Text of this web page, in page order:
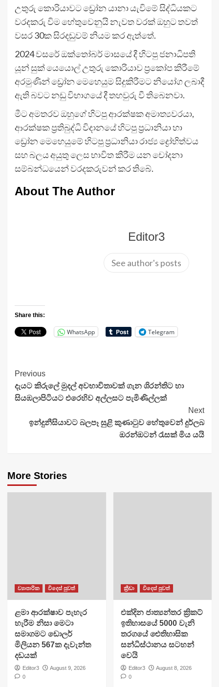
උතුරු කොරියාවට ඩ්‍රෝන යානා යැවිමේ සිද්ධියකට
වරදකරු විම හේතුවෙනුයි නැවත වරක් ඔහුට තවත්
වසර 30ක සිරදඬුවම් නියම කර ඇත්තේ.
2024 වසරේ ඔක්තෝබර් මාසයේ දී හිටපු ජනාධිපති
යූන් සුක් යෙයොල් උතුරු කොරියාව ප්‍රකෝප කිරීමේ
අරමුණින් ඩ්‍රෝන මෙහෙයුම සිදුකිරීමට නියෝග ලබාදී
ඇති බවට නඩු විභාගයේ දී තහවුරු වී තිබෙනවා.
මීට අමතරව ඔහුගේ හිටපු ආරක්ෂක අමාත්‍යවරයා,
ආරක්ෂක ප්‍රතිබුද්ධි විදානයේ හිටපු ප්‍රධානියා හා
ඩ්‍රෝන මෙහෙයුමේ හිටපු ප්‍රධානියා රාජ්‍ය ද්‍රෝහිත්වය
සහ බලය අයුතු ලෙස භාවිත කිරීම යන චෝදනා
සම්බන්ධයෙන් වරදකරුවන් කර තිබේ.
About The Author
Editor3
See author's posts
Share this:
WhatsApp Telegram
Continue
Reading
Previous
දැයට කිරුලේ මුදල් අවභාවිතාවක් ගැන ශිරන්තිට හා
සියඹලාපිටියට එරෙහිව අල්ලසට පැමිණිල්ලක්
Next
ඉන්දුනීසියාවට බලපෑ සුළි කුණාටුව හේතුවෙන් දුර්ලබ
ඔරන්ඔටන් රැසක් මිය යයි
More Stories
ව්‍යාපාරික විදෙස් පුවත්
ළමා ආරක්ෂාව පැහැර
හැරීම නිසා මෙටා
සමාගමට ඩොලර්
මිලියන 567ක දැවැන්ත
දඩයක්
Editor3
August 9, 2026
0
ක්‍රීඩා විදෙස් පුවත්
එක්දින ජාත්‍යන්තර ක්‍රිකට්
ඉතිහාසයේ 5000 වැනි
තරගයේ ඓතිහාසික
සන්ධිස්ථානය සටහන්
වෙයි
Editor3
August 8, 2026
0